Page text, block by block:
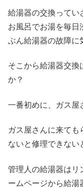
給湯器の交換ってい
お風呂でお湯を毎日
ぶん給湯器の故障に
そこから給湯器交換
か？
一番初めに、ガス屋
ガス屋さんに来て
ないと修理できない
管理人の給湯器はリ
ームページから給湯